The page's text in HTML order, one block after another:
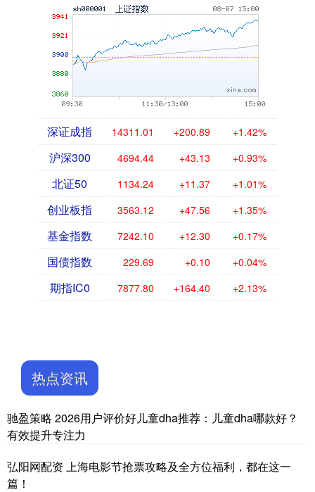
深证成指 14311.01 +200.89 +1.42%
沪深300 4694.44 +43.13 +0.93%
北证50 1134.24 +11.37 +1.01%
创业板指 3563.12 +47.56 +1.35%
基金指数 7242.10 +12.30 +0.17%
国债指数 229.69 +0.10 +0.04%
期指IC0 7877.80 +164.40 +2.13%
热点资讯
驰盈策略 2026用户评价好儿童dha推荐：儿童dha哪款好？
有效提升专注力
弘阳网配资 上海电影节抢票攻略及全方位福利，都在这一
篇！